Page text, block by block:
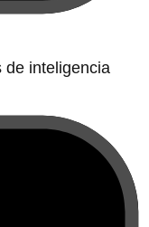
de inteligencia